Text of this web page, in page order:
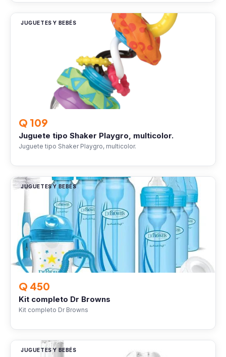
JUGUETES Y BEBÉS
Q 109
Juguete tipo Shaker Playgro, multicolor.
Juguete tipo Shaker Playgro, multicolor.
JUGUETES Y BEBÉS
Q 450
Kit completo Dr Browns
Kit completo Dr Browns
JUGUETES Y BEBÉS